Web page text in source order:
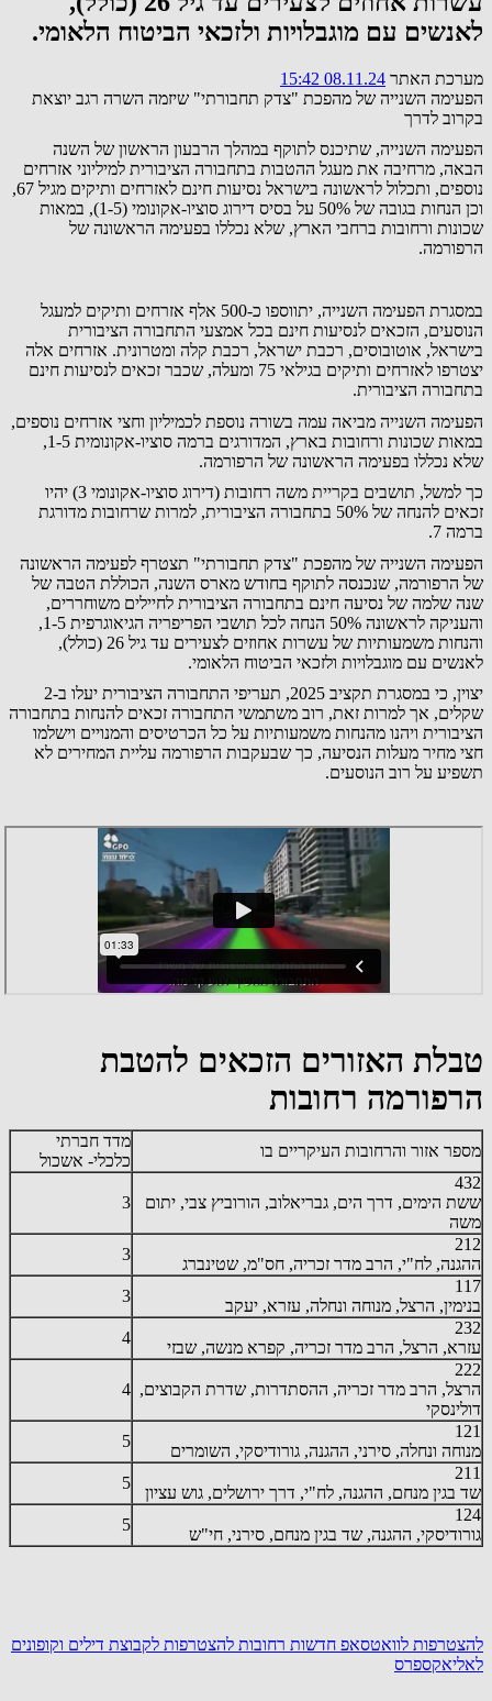
לאנשים עם מוגבלויות ולזכאי הביטוח הלאומי.
מערכת האתר 08.11.24 15:42
הפעימה השנייה של מהפכת "צדק תחבורתי" שיזמה השרה רגב יוצאת
בקרוב לדרך
הפעימה השנייה, שתיכנס לתוקף במהלך הרבעון הראשון של השנה
הבאה, מרחיבה את מעגל ההטבות בתחבורה הציבורית למיליוני אזרחים
נוספים, ותכלול לראשונה בישראל נסיעות חינם לאזרחים ותיקים מגיל 67,
וכן הנחות בגובה של 50% על בסיס דירוג סוציו-אקונומי (1-5), במאות
שכונות ורחובות ברחבי הארץ, שלא נכללו בפעימה הראשונה של
הרפורמה.
במסגרת הפעימה השנייה, יתווספו כ-500 אלף אזרחים ותיקים למעגל
הנוסעים, הזכאים לנסיעות חינם בכל אמצעי התחבורה הציבורית
בישראל, אוטובוסים, רכבת ישראל, רכבת קלה ומטרונית. אזרחים אלה
יצטרפו לאזרחים ותיקים בגילאי 75 ומעלה, שכבר זכאים לנסיעות חינם
בתחבורה הציבורית.
הפעימה השנייה מביאה עמה בשורה נוספת לכמיליון וחצי אזרחים נוספים,
במאות שכונות ורחובות בארץ, המדורגים ברמה סוציו-אקונומית 1-5,
שלא נכללו בפעימה הראשונה של הרפורמה.
כך למשל, תושבים בקריית משה רחובות (דירוג סוציו-אקונומי 3) יהיו
זכאים להנחה של 50% בתחבורה הציבורית, למרות שרחובות מדורגת
ברמה 7.
הפעימה השנייה של מהפכת "צדק תחבורתי" תצטרף לפעימה הראשונה
של הרפורמה, שנכנסה לתוקף בחודש מארס השנה, הכוללת הטבה של
שנה שלמה של נסיעה חינם בתחבורה הציבורית לחיילים משוחררים,
והעניקה לראשונה 50% הנחה לכל תושבי הפריפריה הגיאוגרפית 1-5,
והנחות משמעותיות של עשרות אחוזים לצעירים עד גיל 26 (כולל),
לאנשים עם מוגבלויות ולזכאי הביטוח הלאומי.
יצוין, כי במסגרת תקציב 2025, תעריפי התחבורה הציבורית יעלו ב-2
שקלים, אך למרות זאת, רוב משתמשי התחבורה זכאים להנחות בתחבורה
הציבורית ויהנו מהנחות משמעותיות על כל הכרטיסים והמנויים וישלמו
חצי מחיר מעלות הנסיעה, כך שבעקבות הרפורמה עליית המחירים לא
תשפיע על רוב הנוסעים.
טבלת האזורים הזכאים להטבת
הרפורמה רחובות
מספר אזור והרחובות העיקריים בו
מדד חברתי
כלכלי- אשכול
432
ששת הימים, דרך הים, גבריאלוב, הורוביץ צבי, יתום
משה
3
212
ההגנה, לח"י, הרב מדר זכריה, חס"מ, שטינברג
3
117
בנימין, הרצל, מנוחה ונחלה, עזרא, יעקב
3
232
עזרא, הרצל, הרב מדר זכריה, קפרא מנשה, שבזי
4
222
הרצל, הרב מדר זכריה, ההסתדרות, שדרת הקבוצים,
דולינסקי
4
121
מנוחה ונחלה, סירני, ההגנה, גורודיסקי, השומרים
5
211
שד בגין מנחם, ההגנה, לח"י, דרך ירושלים, גוש עציון
5
124
גורודיסקי, ההגנה, שד בגין מנחם, סירני, חי"ש
5
להצטרפות לוואטסאפ חדשות רחובות להצטרפות לקבוצת דילים וקופונים
לאליאקספרס